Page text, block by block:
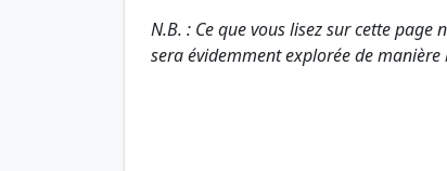
N.B. : Ce que vous lisez sur cette page
sera évidemment explorée de